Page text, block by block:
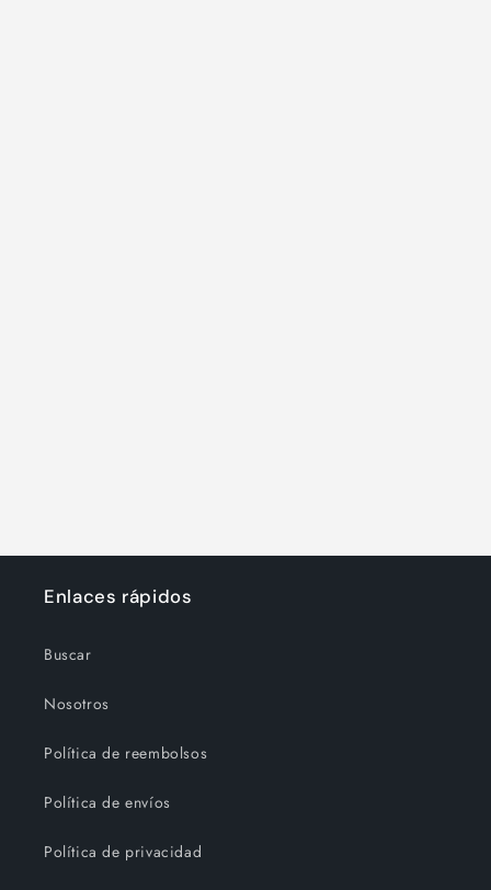
Enlaces rápidos
Buscar
Nosotros
Política de reembolsos
Política de envíos
Política de privacidad